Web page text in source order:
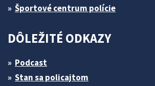
Športové centrum polície
DÔLEŽITÉ ODKAZY
Podcast
Stan sa policajtom